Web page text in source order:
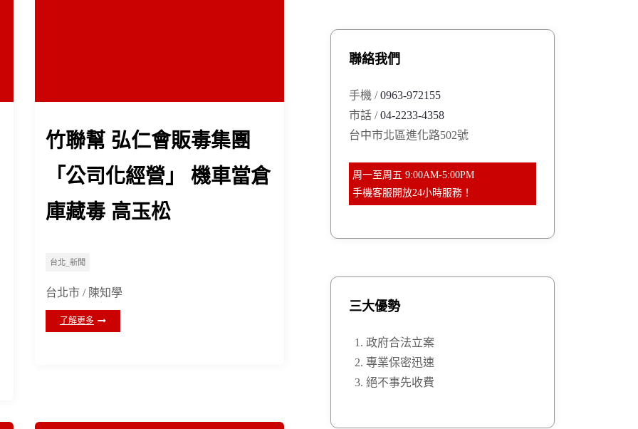
竹聯幫 弘仁會販毒集團
「公司化經營」 機車當倉
庫藏毒 高玉松
台北_新聞
台北市 / 陳知學
了解更多
f聯絡我們
手機 /0963-972155
市話 /04-2233-4358
台中市北區進化路502號
周一至周五 9:00AM-5:00PM
手機客服開放24小時服務！
三大優勢
政府合法立案
專業保密迅速
絕不事先收費